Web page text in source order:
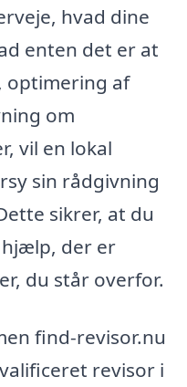
hvad dine
enten det er at
optimering af
om
vil en lokal
sin rådgivning
sikrer, at du
der er
du står overfor.
find-revisor.nu
revisor i